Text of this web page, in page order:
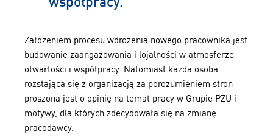
Założeniem procesu wdrożenia nowego pracownika jest
budowanie zaangażowania i lojalności w atmosferze
otwartości i współpracy. Natomiast każda osoba
rozstająca się z organizacją za porozumieniem stron
proszona jest o opinię na temat pracy w Grupie PZU i
motywy, dla których zdecydowała się na zmianę
pracodawcy.